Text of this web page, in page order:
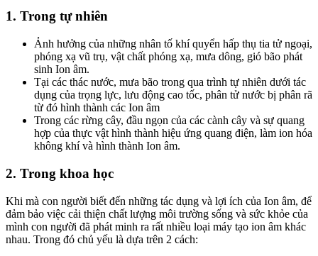
1. Trong tự nhiên
Ảnh hưởng của những nhân tố khí quyển hấp thụ tia tử ngoại,
phóng xạ vũ trụ, vật chất phóng xạ, mưa dông, gió bão phát
sinh Ion âm.
Tại các thác nước, mưa bão trong qua trình tự nhiên dưới tác
dụng của trọng lực, lưu động cao tốc, phân tử nước bị phân rã
từ đó hình thành các Ion âm
Trong các rừng cây, đầu ngọn của các cành cây và sự quang
hợp của thực vật hình thành hiệu ứng quang điện, làm ion hóa
không khí và hình thành Ion âm.
2. Trong khoa học
Khi mà con người biết đến những tác dụng và lợi ích của Ion âm, để
đảm bảo việc cải thiện chất lượng môi trường sống và sức khỏe của
mình con người đã phát minh ra rất nhiều loại máy tạo ion âm khác
nhau. Trong đó chủ yếu là dựa trên 2 cách: